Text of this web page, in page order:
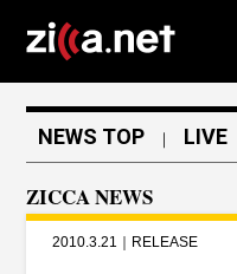
NEWS TOP ｜ LIVE
ZICCA NEWS
2010.3.21｜RELEASE